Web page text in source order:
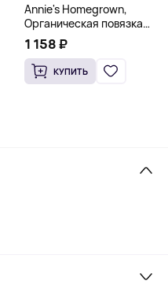
Annie's Homegrown,
Органическая повязка
«Богиня», 236 мл (8 жидк.
унц.)
1 158 ₽
КУПИТЬ